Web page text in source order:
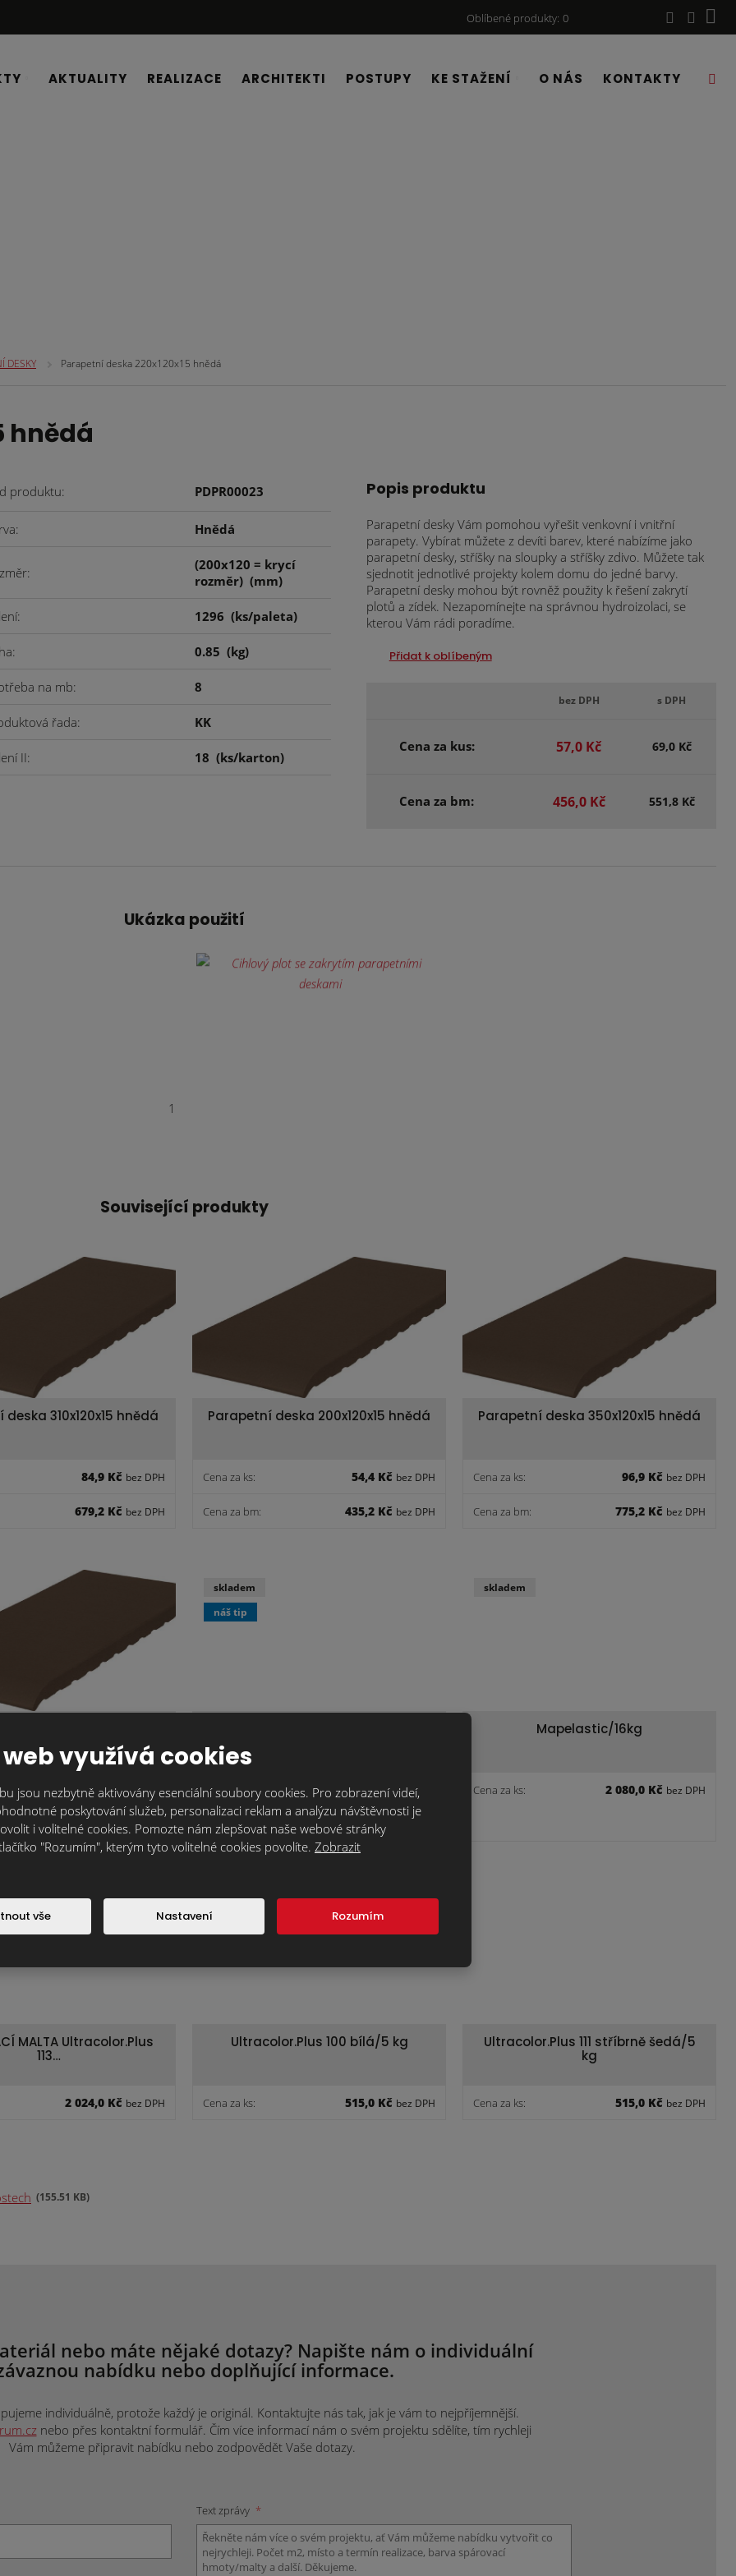
Oblíbené produkty 0
AKTUALITY REALIZACE ARCHITEKTI POSTUPY KE STAŽENÍ O NÁS KONTAKTY
DESKY Parapetní deska 220x120x15 hnědá
hnědá
produktu PDPR00023
Hnědá
(200x120 = krycí
rozměr)(mm)
1296(ks/paleta)
0.85(kg)
na mb 8
řada KK
II 18(ks/karton)
Popis produktu
Parapetní desky Vám pomohou vyřešit venkovní i vnitřní
parapety. Vybírat můžete z devíti barev, které nabízíme jako
parapetní desky, stříšky na sloupky a stříšky zdivo. Můžete tak
sjednotit jednotlivé projekty kolem domu do jedné barvy.
Parapetní desky mohou být rovněž použity k řešení zakrytí
plotů a zídek. Nezapomínejte na správnou hydroizolaci, se
kterou Vám rádi poradíme.
Přidat k oblíbeným
bez DPH s DPH
Cena za kus: 57,0 Kč 69,0 Kč
Cena za bm: 456,0 Kč 551,8 Kč
Ukázka použití
1
Související produkty
310x120x15 hnědá
84,9 Kč bez DPH
679,2 Kč bez DPH
Parapetní deska 200x120x15 hnědá
Cena za ks: 54,4 Kč bez DPH
Cena za bm: 435,2 Kč bez DPH
Parapetní deska 350x120x15 hnědá
Cena za ks: 96,9 Kč bez DPH
Cena za bm: 775,2 Kč bez DPH
43,5 Kčbez DPH
348,0 Kčbez DPH
Cena za ks: 487,5 Kčbez DPH
skladem
náš tip
Mapelastic/16kg
Cena za ks: 2 080,0 Kč bez DPH
skladem
MALTA Ultracolor.Plus
113…
2 024,0 Kč bez DPH
Ultracolor.Plus 100 bílá/5 kg
Cena za ks: 515,0 Kč bez DPH
Ultracolor.Plus 111 stříbrně šedá/5
kg
Cena za ks: 515,0 Kč bez DPH
155.51 KB
nebo máte nějaké dotazy? Napište nám o individuální
nabídku nebo doplňující informace.
individuálně, protože každý je originál. Kontaktujte nás tak, jak je vám to nejpříjemnější.
nebo přes kontaktní formulář. Čím více informací nám o svém projektu sdělíte, tím rychleji
Vám můžeme připravit nabídku nebo zodpovědět Vaše dotazy.
Text zprávy *
využívá cookies
jsou nezbytně aktivovány esenciální soubory cookies. Pro zobrazení videí,
poskytování služeb, personalizaci reklam a analýzu návštěvnosti je
i volitelné cookies. Pomozte nám zlepšovat naše webové stránky
"Rozumím", kterým tyto volitelné cookies povolíte. Zobrazit
vše Nastavení Rozumím